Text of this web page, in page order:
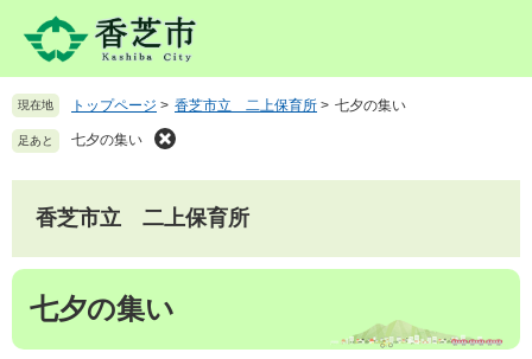
先
頭
す
を
飛
し
文
現在地 トップページ > 香芝市立 二上保育所 > 七夕の集い
足あと 七夕の集い
香芝市立 二上保育所
本
七夕の集い